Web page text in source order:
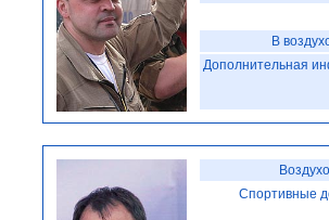
В
Дополнительная
Спортивные